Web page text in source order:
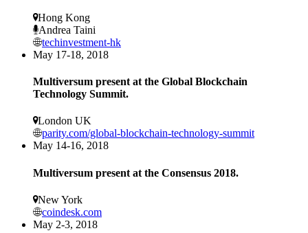
Hong Kong
Andrea Taini
techinvestment-hk
May 17-18, 2018
Multiversum present at the Global Blockchain
Technology Summit.
London UK
parity.com/global-blockchain-technology-summit
May 14-16, 2018
Multiversum present at the Consensus 2018.
New York
coindesk.com
May 2-3, 2018